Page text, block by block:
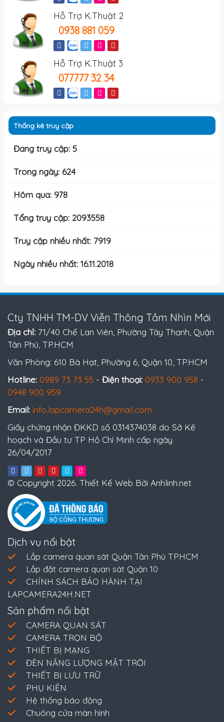
Hỗ Trợ K.Thuật 2
0938 881 059
Hỗ Trợ K.Thuật 3
077777 32 34
Thống kê truy cập
Đang truy cập: 5
Trong ngày: 624
Hôm qua: 978
Tổng truy cập: 2093558
Truy cập nhiều nhất: 7919
Ngày nhiều nhất: 16.11.2018
Cty TNHH TM-DV Viễn Thông Tầm Nhìn Mới
Địa chỉ: 71/40 Chế Lan Viên, Phường Tây Thạnh, Quận
Tân Phú, TP.HCM
Văn Phòng: 610 Bà Hạt, Phường 6, Quận 10, TP.HCM
Hotline: 0989 73 73 55 - Điện thoại: 0933 900 958 -
0948 900 959
Email: info.lapcamera24h@gmail.com
Giấy chứng nhận ĐKKD số 0314374038 do Sở Kế
hoạch và Đầu tư TP Hồ Chí Minh cấp ngày
26/04/2017
© Copyright 2026. Thiết Kế Web Bởi Anhlinh.net
Dịch vụ nổi bật
Lắp camera quan sát Quận Tân Phú TPHCM
Lắp đặt camera quan sát Quận 10
CHÍNH SÁCH BẢO HÀNH TẠI
LAPCAMERA24H.NET
Sản phẩm nổi bật
CAMERA QUAN SÁT
CAMERA TRỌN BỘ
THIẾT BỊ MẠNG
ĐÈN NĂNG LƯỢNG MẶT TRỜI
THIẾT BỊ LƯU TRỮ
PHỤ KIỆN
Hệ thống báo động
Chuông cửa màn hình